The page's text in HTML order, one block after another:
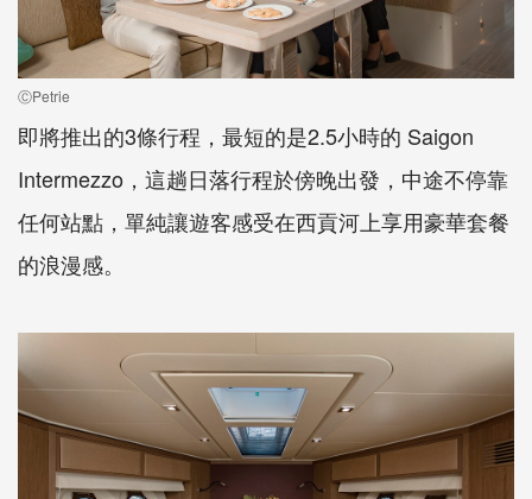
ⒸPetrie
即將推出的3條行程，最短的是2.5小時的 Saigon
Intermezzo，這趟日落行程於傍晚出發，中途不停靠
任何站點，單純讓遊客感受在西貢河上享用豪華套餐
的浪漫感。